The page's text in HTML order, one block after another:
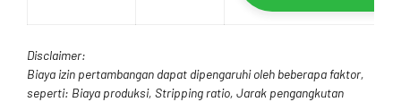
Disclaimer:
Biaya izin pertambangan dapat dipengaruhi oleh beberapa faktor,
seperti: Biaya produksi, Stripping ratio, Jarak pengangkutan